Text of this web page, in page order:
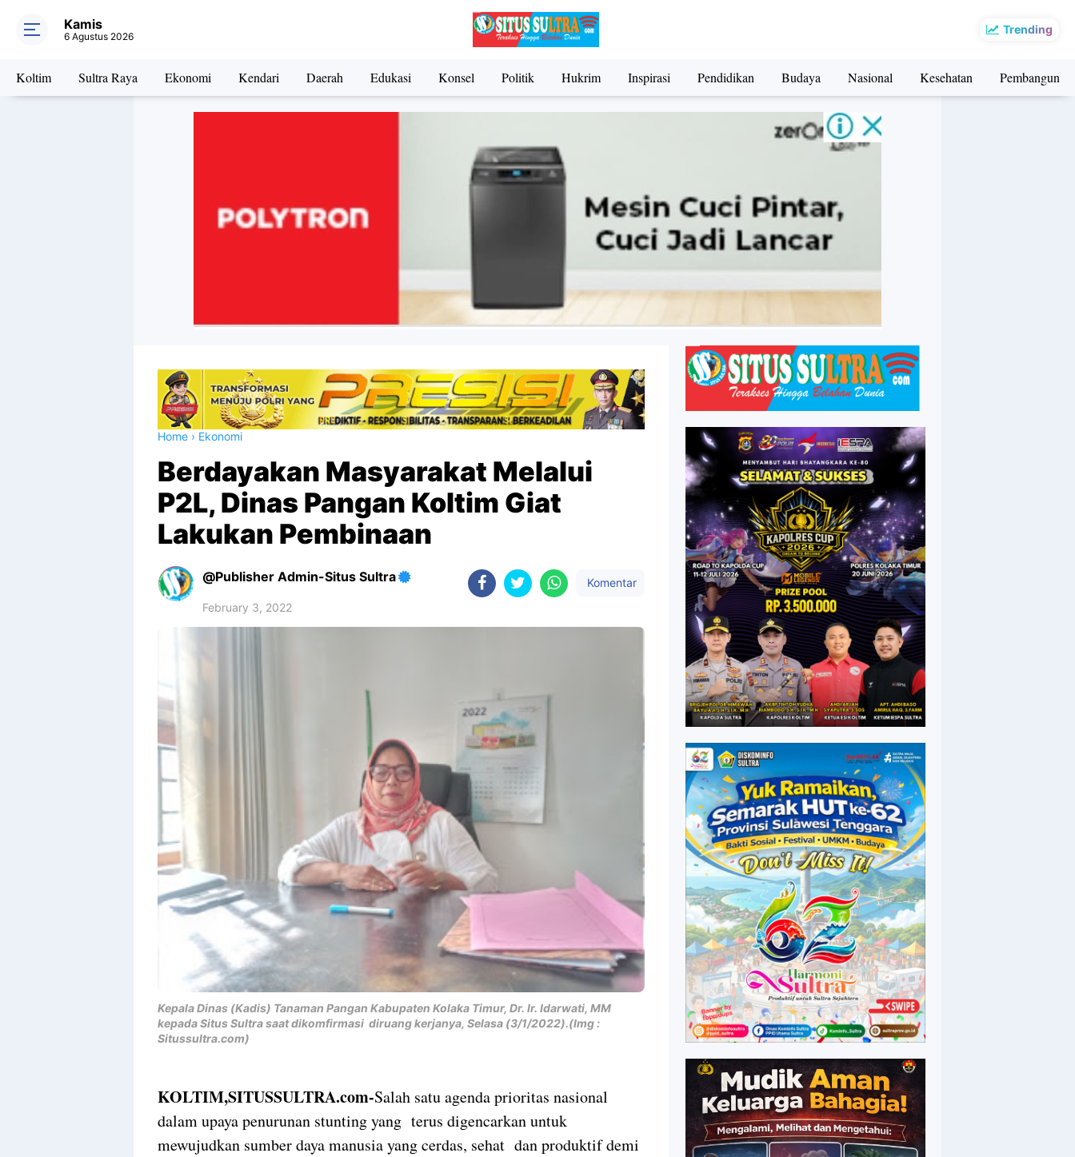
Trending
Kamis
6 Agustus 2026
Koltim Sultra Raya Ekonomi Kendari Daerah Edukasi Konsel Politik Hukrim Inspirasi Pendidikan Budaya Nasional Kesehatan Pembangunan
Home › Ekonomi
Berdayakan Masyarakat Melalui
P2L, Dinas Pangan Koltim Giat
Lakukan Pembinaan
Publisher Admin-Situs Sultra
February 3, 2022
Komentar
Design
With
Shroff
Templates
Kepala Dinas (Kadis) Tanaman Pangan Kabupaten Kolaka Timur, Dr. Ir. Idarwati, MM
kepada Situs Sultra saat dikomfirmasi diruang kerjanya, Selasa (3/1/2022).(Img :
Situssultra.com)
KOLTIM,SITUSSULTRA.com-Salah satu agenda prioritas nasional
dalam upaya penurunan stunting yang terus digencarkan untuk
mewujudkan sumber daya manusia yang cerdas, sehat dan produktif demi